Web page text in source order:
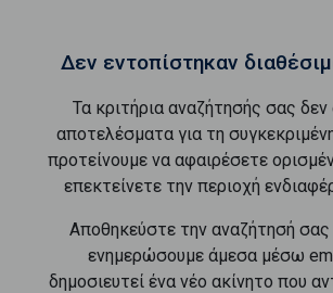
Δεν εντοπίστηκαν
Τα κριτήρια αναζήτησής σας
αποτελέσματα για τη
προτείνουμε να αφαιρέσετε
επεκτείνετε την περιοχή
Αποθηκεύστε την αναζήτησή σας
ενημερώσουμε άμεσα μέσω
δημοσιευτεί ένα νέο ακίνητο που